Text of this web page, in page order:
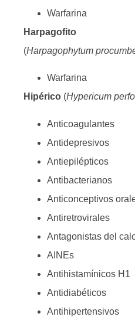
Warfarina
Harpagofito
(Harpagophytum
Warfarina
Hipérico (Hypericum
Anticoagulantes
Antidepresivos
Antiepilépticos
Antibacterianos
Anticonceptivos
Antiretrovirales
Antagonistas del
AINEs
Antihistamínicos H1
Antidiabéticos
Antihipertensivos